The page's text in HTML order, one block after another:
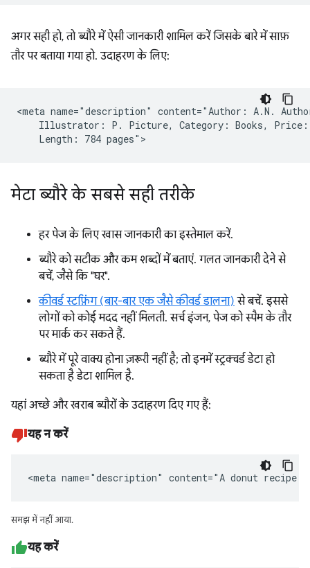
अगर सही हो, तो ब्यौरे में ऐसी जानकारी शामिल करें जिसके बारे में साफ़
तौर पर बताया गया हो. उदाहरण के लिए:
<meta name="description" content="Author: A.N.
Illustrator: P. Picture, Category: Books,
मेटा ब्यौरे के सबसे सही तरीके
हर पेज के लिए खास जानकारी का इस्तेमाल करें.
ब्यौरे को सटीक और कम शब्दों में बताएं. गलत जानकारी देने से
बचें, जैसे कि "घर".
कीवर्ड स्टफ़िंग (बार-बार एक जैसे कीवर्ड डालना) से बचें. इससे
लोगों को कोई मदद नहीं मिलती. सर्च इंजन, पेज को स्पैम के तौर
पर मार्क कर सकते हैं.
ब्यौरे में पूरे वाक्य होना ज़रूरी नहीं है; तो इनमें स्ट्रक्चर्ड डेटा हो
सकता है डेटा शामिल है.
यहां अच्छे और खराब ब्यौरों के उदाहरण दिए गए हैं:
यह न करें
<meta name="description" content="A donut
समझ में नहीं आया.
यह करें